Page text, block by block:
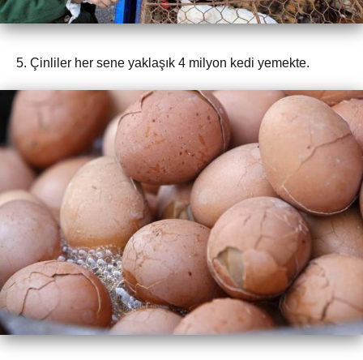
5. Çinliler her sene yaklaşık 4 milyon kedi yemekte.